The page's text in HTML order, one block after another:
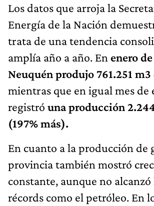
Los datos que arroja la
Energía de la Nación
trata de una tendencia
amplía año a año. En enero
Neuquén produjo 761.251
mientras que en igual mes de
registró una producción
(197% más).
En cuanto a la producción de
provincia también mostró
constante, aunque no alcanzó
récords como el petróleo. En